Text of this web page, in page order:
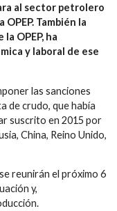
al sector petrolero
También la
OPEP, ha
y laboral de ese
las sanciones
de crudo, que había
suscrito en 2015 por
China, Reino Unido,
reunirán el próximo 6
y,